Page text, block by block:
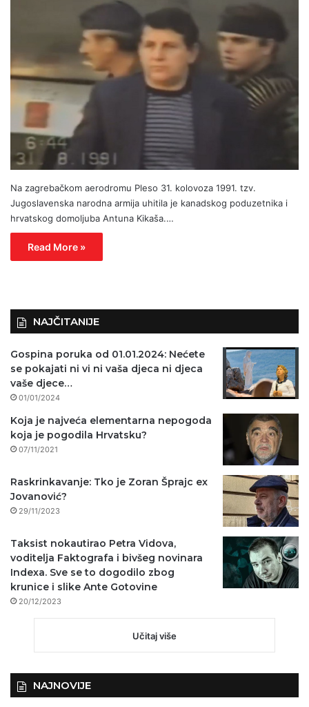
Na zagrebačkom aerodromu Pleso 31. kolovoza 1991. tzv.
Jugoslavenska narodna armija uhitila je kanadskog poduzetnika i
hrvatskog domoljuba Antuna Kikaša.…
Read More »
NAJČITANIJE
Gospina poruka od 01.01.2024: Nećete
se pokajati ni vi ni vaša djeca ni djeca
vaše djece…
01/01/2024
Koja je najveća elementarna nepogoda
koja je pogodila Hrvatsku?
07/11/2021
Raskrinkavanje: Tko je Zoran Šprajc ex
Jovanović?
29/11/2023
Taksist nokautirao Petra Vidova,
voditelja Faktografa i bivšeg novinara
Indexa. Sve se to dogodilo zbog
krunice i slike Ante Gotovine
20/12/2023
Učitaj više
NAJNOVIJE